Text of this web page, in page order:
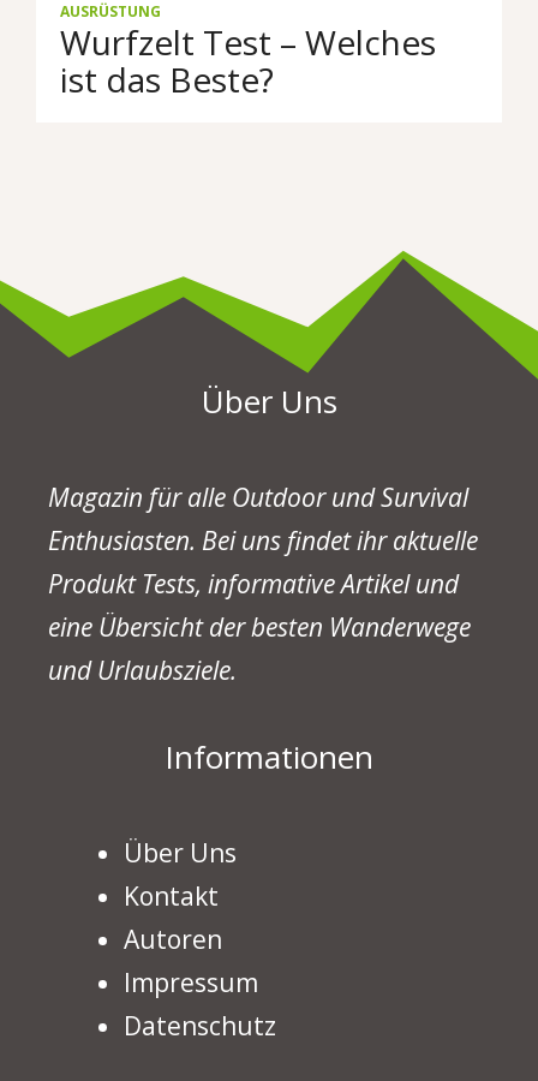
AUSRÜSTUNG
Wurfzelt Test – Welches
ist das Beste?
Über Uns
Magazin für alle Outdoor und Survival
Enthusiasten. Bei uns findet ihr aktuelle
Produkt Tests, informative Artikel und
eine Übersicht der besten Wanderwege
und Urlaubsziele.
Informationen
Über Uns
Kontakt
Autoren
Impressum
Datenschutz